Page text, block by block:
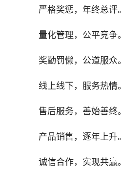
严格奖惩，年终总评。
量化管理，公平竞争。
奖勤罚懒，公道服众。
线上线下，服务热情。
售后服务，善始善终。
产品销售，逐年上升。
诚信合作，实现共赢。